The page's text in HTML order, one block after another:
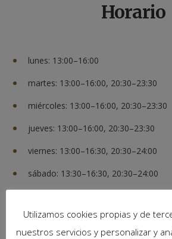
Horario
lunes: 13:00–16:00
martes: 13:00–16:00, 20:30–23:30
miércoles: 13:00–16:00, 20:30–23:30
jueves: 13:00–16:00, 20:30–23:30
viernes: 13:00–16:30, 20:30–24:00
sábado: 13:30–16:30, 20:30–24:00
Utilizamos cookies propias y de
nuestros servicios y personalizar y